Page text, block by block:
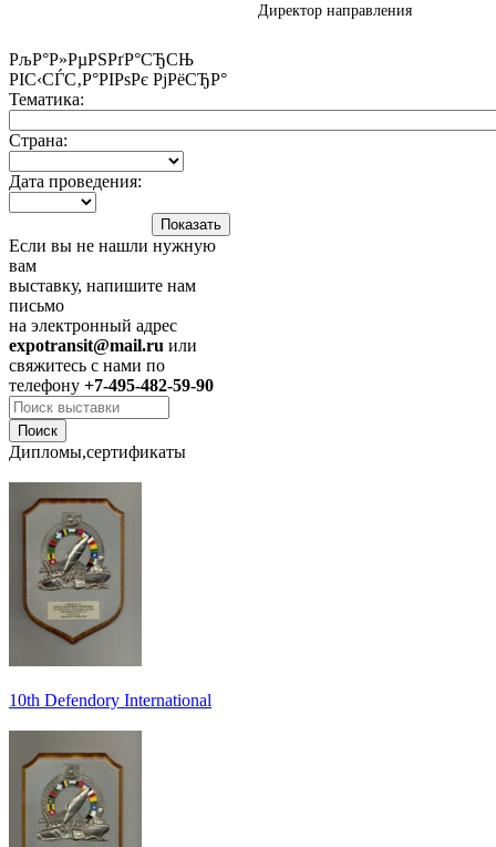
Директор направления
РљР°Р»РµРЅРґР°СЂСЊ
РІС‹СЃС‚Р°РІРѕРє РјРёСЂР°
Тематика:
Страна:
Дата проведения:
Если вы не нашли нужную
вам
выставку, напишите нам
письмо
на электронный адрес
expotransit@mail.ru или
свяжитесь с нами по
телефону +7-495-482-59-90
Дипломы,сертификаты
10th Defendory International